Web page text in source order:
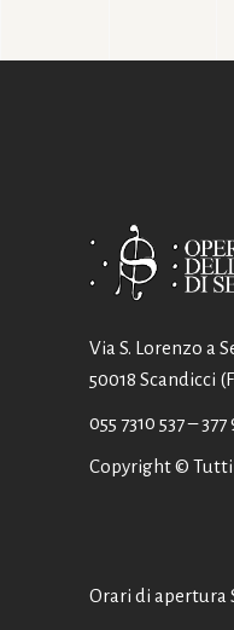
Via S. Lorenzo a
50018 Scandicci
055 7310 537– 377
Copyright ©
Orari di apertura